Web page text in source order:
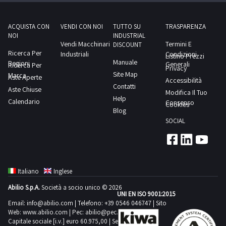
trova
Mappano
(TO)Scarica
il
ad
funzionante
-5°C
(unicocircuito)
con
polmone
mt;-
cella
latticini;-
3
mt;-
manuali;-
Bilico
parte
Giudiziaria-
aggiudicato
uno
o
più
ACQUISTA CON
NOI
Ricerca Per
Regioni
Ricerca Per
Marca
Aste Aperte
Aste Chiuse
Calendario
VENDI CON NOI
Vendi Macchinari
Industriali
TUTTO SU
INDUSTRIAL
DISCOUNT
Manuale
Site Map
Contatti
Help
Blog
TRASPARENZA
Termini E
Condizioni
Generali
Listino Prezzi
Privacy
Accessibilità
Modifica Il Tuo
Consenso
Cookies
SOCIAL
Italiano
Inglese
Abilio S.p.A.Società a socio unico © 2026
Email: info@abilio.com | Telefono: +39 0546 046747 | Sito
Web: www.abilio.com | Pec: abilio@pec.illimity.com
Capitale sociale [i.v.] euro 60.975,00 | Sede legale in Via
UNI EN ISO 9001:2015